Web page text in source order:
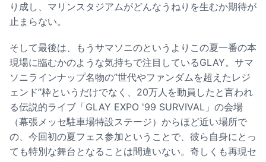
り成し、マリンスタジアムがどんなうねりを生むか期待が
止まらない。
そして最後は、もうサマソニのというよりこの夏一番の本
現場に臨むかのような気持ちで注目しているGLAY。サマ
ソニラインナップ名物の”世代やファンダムを超えたレジ
ェンド”枠というだけでなく、20万人を動員したと言われ
る伝説的ライブ「GLAY EXPO '99 SURVIVAL」の会場
（幕張メッセ駐車場特設ステージ）からほど近い場所で
の、今回初の夏フェス参加ということで、彼ら自身にとっ
ても特別な舞台となることは間違いない。奇しくも再現セ